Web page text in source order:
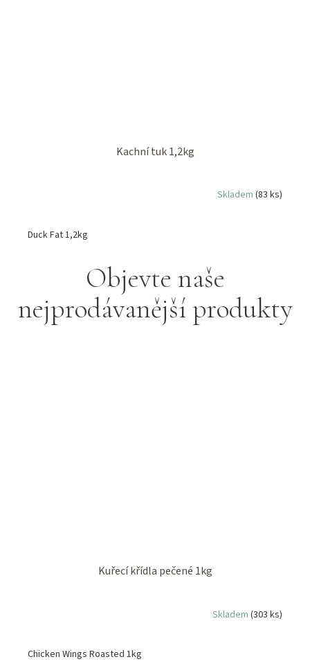
Kachní tuk 1,2kg
Skladem (83 ks)
Duck Fat 1,2kg
Objevte naše
nejprodávanější produkty
Kuřecí křídla pečené 1kg
Skladem (303 ks)
Chicken Wings Roasted 1kg